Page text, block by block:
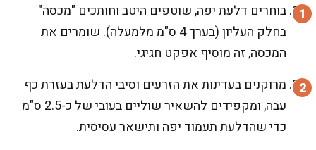
בוחרים דלעת יפה, שוטפים היטב וחותכים "מכסה"
בחלק העליון (בערך 4 ס"מ מלמעלה). שומרים את
המכסה, זה מוסיף אפקט חגיגי.
מרוקנים בעדינות את הזרעים וסיבי הדלעת בעזרת כף
עבה, ומקפידים להשאיר שוליים בעובי של כ-2.5 ס"מ
כדי שהדלעת תעמוד יפה ותישאר עסיסית.